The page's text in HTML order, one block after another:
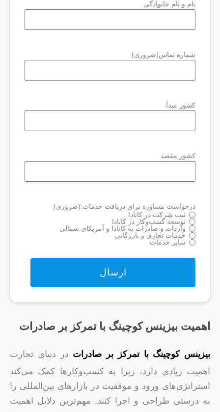
نام و نام خانوادگی
شماره تماس(ضروری)
کشور مبدأ
کشور مقصد
درخواست مشاوره برای دریافت خدمات:(ضروری)
ثبت شرکت در کانادا
توسعه کسب‌وکار در کانادا
واردات و صادرات به کانادا و آمریکای شمالی
خدمات تجاری و بازرگانی
سایر خدمات
اهمیت بیزینس کوچینگ با تمرکز بر صادرات
بیزینس کوچینگ با تمرکز بر صادرات در دنیای تجارت
اهمیت زیادی دارد، زیرا به کسب‌وکارها کمک می‌کند
استراتژی‌های ورود و موفقیت در بازارهای بین‌المللی را
به درستی طراحی و اجرا کنند. مهم‌ترین دلایل اهمیت